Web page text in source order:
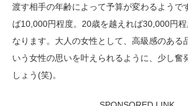
渡す相手の年齢によって予算が変わるようで
ば10,000円程度。20歳を越えれば30,000円
なります。大人の女性として、高級感のある
いう女性の思いを叶えられるように、少し奮
しょう(笑)。